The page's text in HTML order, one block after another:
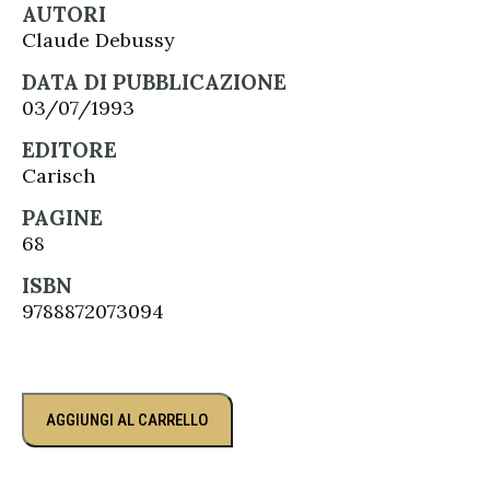
AUTORI
Claude Debussy
DATA DI PUBBLICAZIONE
03/07/1993
EDITORE
Carisch
PAGINE
68
ISBN
9788872073094
AGGIUNGI AL CARRELLO